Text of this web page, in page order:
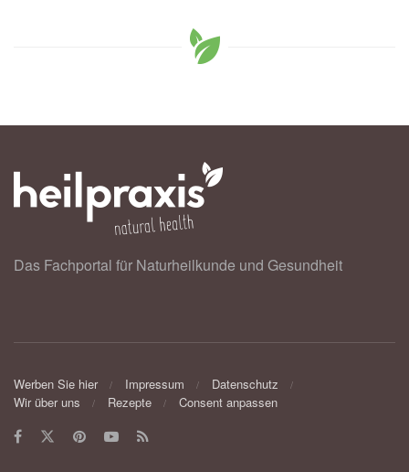
Das Fachportal für Naturheilkunde und Gesundheit
Werben Sie hier Impressum
Datenschutz
Wir über uns
Rezepte Consent anpassen